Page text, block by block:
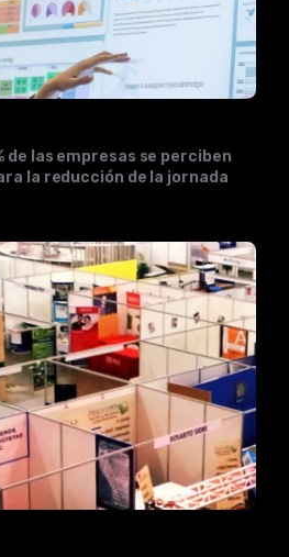
de las empresas se perciben
la reducción de la jornada